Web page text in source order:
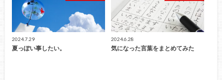
2024.7.29
夏っぽい事したい。
2024.6.28
気になった言葉をまとめてみた